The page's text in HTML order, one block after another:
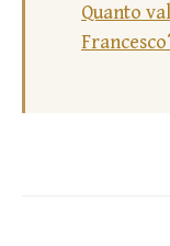
Quanto